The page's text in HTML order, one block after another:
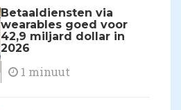
Betaaldiensten via
wearables goed voor
42,9 miljard dollar in
2026
1 minuut